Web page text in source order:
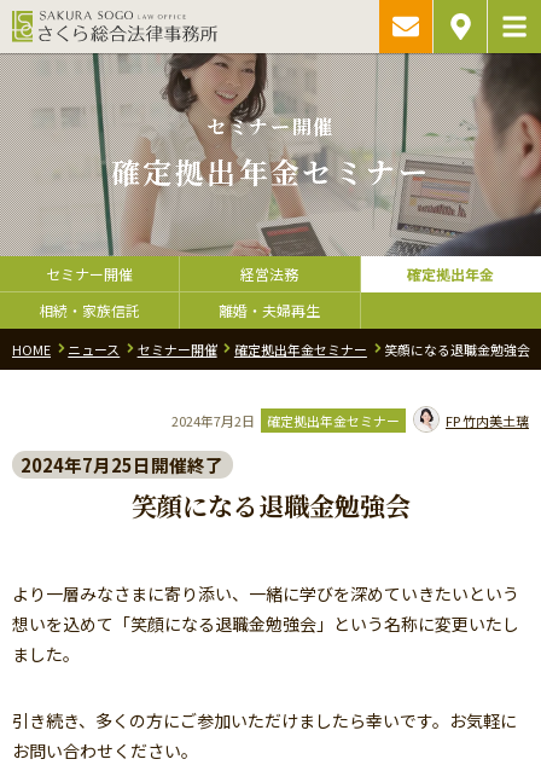
セミナー開催
確定拠出年金セミナー
セミナー開催 経営法務
確定拠出年金
相続・家族信託
離婚・夫婦再生
HOME ニュース セミナー開催 確定拠出年金セミナー 笑顔になる退職金勉強会
2024年7月2日 確定拠出年金セミナー FP竹内美土璃
2024年7月25日開催終了
笑顔になる退職金勉強会
より一層みなさまに寄り添い、一緒に学びを深めていきたいという
想いを込めて「笑顔になる退職金勉強会」という名称に変更いたし
ました。
引き続き、多くの方にご参加いただけましたら幸いです。お気軽に
お問い合わせください。